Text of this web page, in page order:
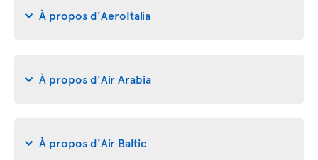
À propos d'AeroItalia
À propos d'Air Arabia
À propos d'Air Baltic